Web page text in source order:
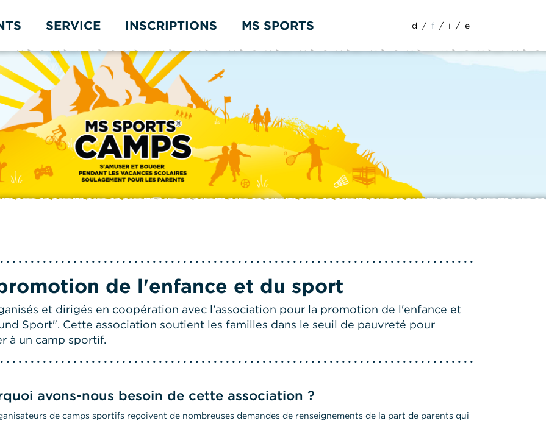
SERVICE INSCRIPTIONS MS SPORTS d / f / i / e
de l'enfance et du sport
et dirigés en coopération avec l’association pour la promotion de l'enfance et
Sport". Cette association soutient les familles dans le seuil de pauvreté pour
à un camp sportif.
avons-nous besoin de cette association ?
de camps sportifs reçoivent de nombreuses demandes de renseignements de la part de parents qui